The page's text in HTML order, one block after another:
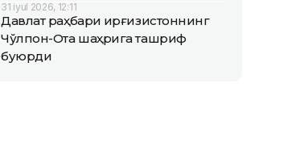
31 iyul 2026, 12:11
Давлат раҳбари Қирғизистоннинг
Чўлпон-Ота шаҳрига ташриф
буюрди